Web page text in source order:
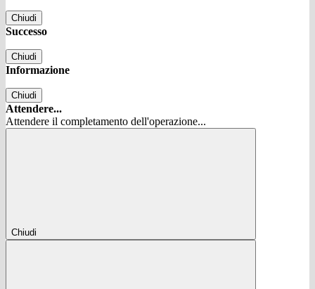
Chiudi
Successo
Chiudi
Informazione
Chiudi
Attendere...
Attendere il completamento dell'operazione...
Chiudi